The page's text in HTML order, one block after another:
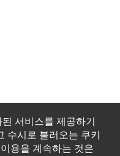
서비스를 제공하기
수시로 불러오는 쿠키
용을 계속하는 것은